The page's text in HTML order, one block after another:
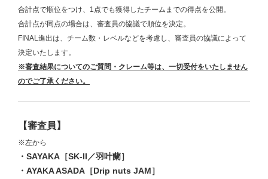
合計点で順位をつけ、1点でも獲得したチームまでの得点を公開。
合計点が同点の場合は、審査員の協議で順位を決定。
FINAL進出は、チーム数・レベルなどを考慮し、審査員の協議によって
決定いたします。
※審査結果についてのご質問・クレーム等は、一切受付をいたしません
のでご了承ください。
【審査員】
※左から
・SAYAKA［SK-II／羽叶蘭］
・AYAKA ASADA［Drip nuts JAM］